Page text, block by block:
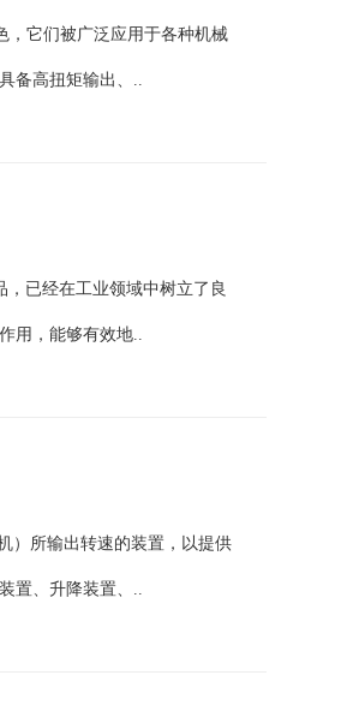
，它们被广泛应用于各种机械
备高扭矩输出、..
已经在工业领域中树立了良
用，能够有效地..
）所输出转速的装置，以提供
置、升降装置、..